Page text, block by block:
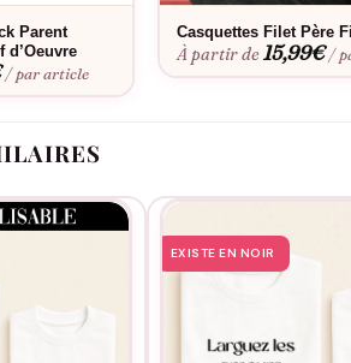
tout en gardant sa douceur originelle,
Parent
d’Oeuvre
/ par article
Casquettes Filet Père
À partir de15,99€ /
EXISTE EN NOIR